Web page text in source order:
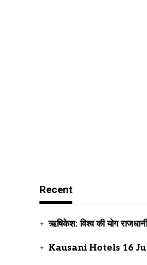
Recent
ऋषिकेश: विश्व की योग
Kausani Hotels 16